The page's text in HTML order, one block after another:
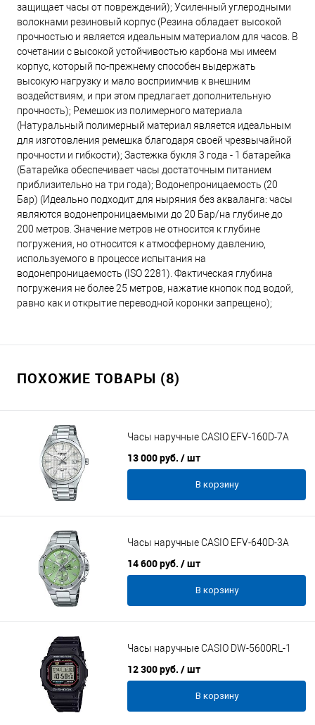
защищает часы от повреждений); Усиленный углеродными
волокнами резиновый корпус (Резина обладает высокой
прочностью и является идеальным материалом для часов. В
сочетании с высокой устойчивостью карбона мы имеем
корпус, который по-прежнему способен выдержать
высокую нагрузку и мало восприимчив к внешним
воздействиям, и при этом предлагает дополнительную
прочность); Ремешок из полимерного материала
(Натуральный полимерный материал является идеальным
для изготовления ремешка благодаря своей чрезвычайной
прочности и гибкости); Застежка букля 3 года - 1 батарейка
(Батарейка обеспечивает часы достаточным питанием
приблизительно на три года); Водонепроницаемость (20
Бар) (Идеально подходит для ныряния без акваланга: часы
являются водонепроницаемыми до 20 Бар/на глубине до
200 метров. Значение метров не относится к глубине
погружения, но относится к атмосферному давлению,
используемого в процессе испытания на
водонепроницаемость (ISO 2281). Фактическая глубина
погружения не более 25 метров, нажатие кнопок под водой,
равно как и открытие переводной коронки запрещено);
ПОХОЖИЕ ТОВАРЫ (8)
Часы наручные CASIO EFV-160D-7A
13 000 руб. / шт
В корзину
Часы наручные CASIO EFV-640D-3A
14 600 руб. / шт
В корзину
Часы наручные CASIO DW-5600RL-1
12 300 руб. / шт
В корзину